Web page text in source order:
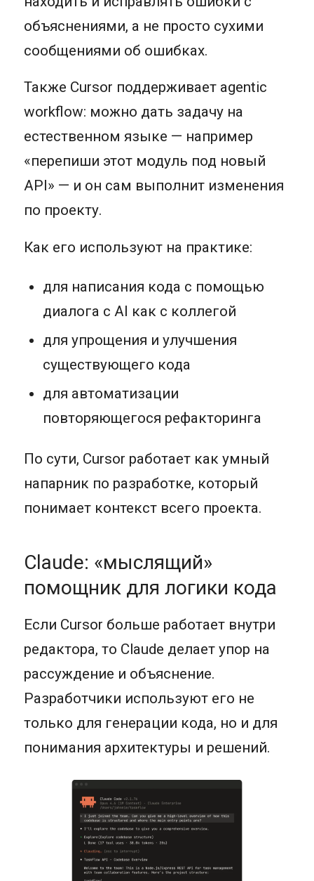
объяснениями, а не просто сухими
сообщениями об ошибках.
Также Cursor поддерживает agentic
workflow: можно дать задачу на
естественном языке — например
«перепиши этот модуль под новый
API» — и он сам выполнит изменения
по проекту.
Как его используют на практике:
для написания кода с помощью
диалога с AI как с коллегой
для упрощения и улучшения
существующего кода
для автоматизации
повторяющегося рефакторинга
По сути, Cursor работает как умный
напарник по разработке, который
понимает контекст всего проекта.
Claude: «мыслящий»
помощник для логики кода
Если Cursor больше работает внутри
редактора, то Claude делает упор на
рассуждение и объяснение.
Разработчики используют его не
только для генерации кода, но и для
понимания архитектуры и решений.